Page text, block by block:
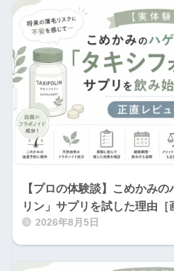
【プロの体験談】こめかみ
リン」サプリを試した理由［
2026年8月5日